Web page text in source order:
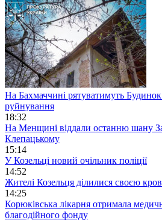
На Бахмаччині рятуватимуть
руйнування
18:32
На Менщині віддали останню шану
Клепацькому
15:14
У Козельці новий очільник поліції
14:52
Жителі Козельця ділилися своєю
14:25
Корюківська лікарня отримала
благодійного фонду